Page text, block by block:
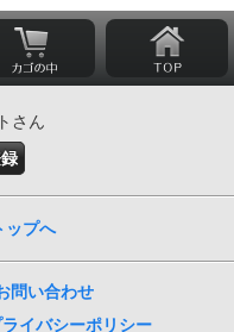
さん
ップへ
問い合わせ
ライバシーポリシー